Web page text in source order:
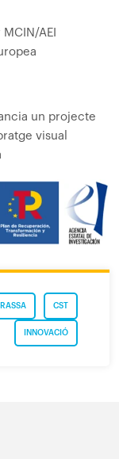
AEI
un projecte
visual
CST
INNOVACIÓ